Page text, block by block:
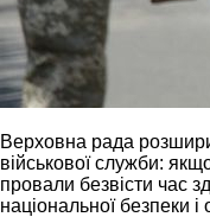
Верховна рада
військової служби:
провали безвісти час
національної безпеки і